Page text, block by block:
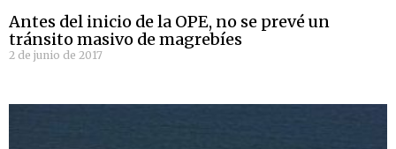
Antes del inicio de la OPE, no se prevé un
tránsito masivo de magrebíes
2 de junio de 2017